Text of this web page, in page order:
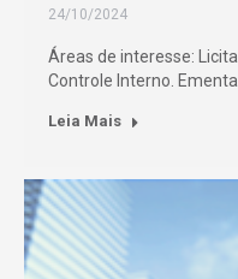
24/10/2024
Áreas de interesse:
Controle Interno.
Leia Mais